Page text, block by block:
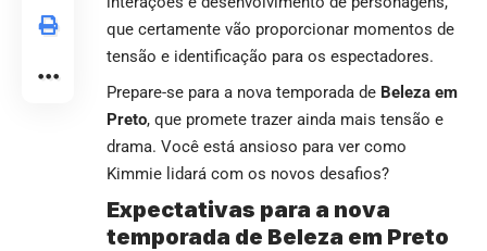
que certamente vão proporcionar momentos de
tensão e identificação para os espectadores.
Prepare-se para a nova temporada de Beleza em
Preto, que promete trazer ainda mais tensão e
drama. Você está ansioso para ver como
Kimmie lidará com os novos desafios?
Expectativas para a nova
temporada de Beleza em Preto